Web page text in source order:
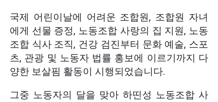
국제 어린이날에 어려운 조합원, 조합원 자녀
에게 선물 증정, 노동조합 사랑의 집 지원, 노동
조합 식사 조직, 건강 검진부터 문화 예술, 스포
츠, 관광 및 노동자 법률 홍보에 이르기까지 다
양한 보살핌 활동이 시행되었습니다.
그중 노동자의 달을 맞아 하띤성 노동조합 사